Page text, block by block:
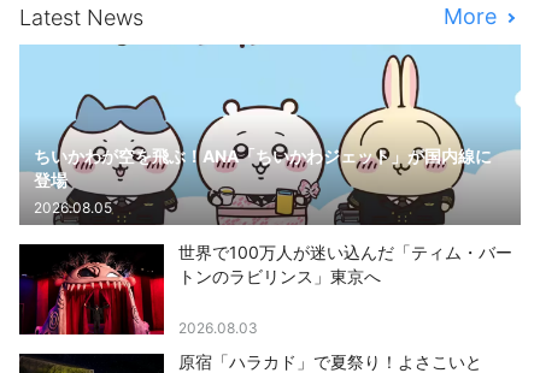
Latest News More
ちいかわが空を飛ぶ！ANA「ちいかわジェット」が国内線に
登場
2026.08.05
世界で100万人が迷い込んだ「ティム・バー
トンのラビリンス」東京へ
2026.08.03
原宿「ハラカド」で夏祭り！よさこいと